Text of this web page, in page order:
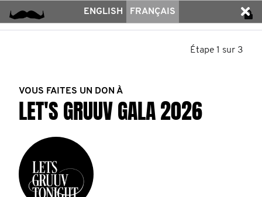
ENGLISH FRANÇAIS
Étape 1 sur 3
VOUS FAITES UN DON À
LET'S GRUUV GALA 2026